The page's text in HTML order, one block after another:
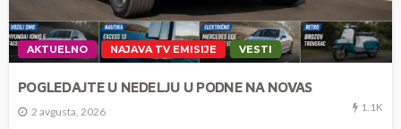
AKTUELNO NAJAVA TV EMISIJE VESTI
POGLEDAJTE U NEDELJU U PODNE NA NOVAS
2 avgusta, 2026 1.1K